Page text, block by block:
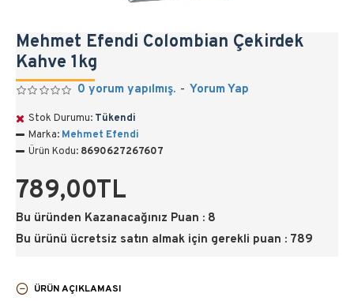
Mehmet Efendi Colombian Çekirdek
Kahve 1kg
0 yorum yapılmış. - Yorum Yap
789,00TL
Bu üründen Kazanacağınız Puan : 8
Bu ürünü ücretsiz satın almak için gerekli puan : 789
Stok Durumu: Tükendi
Marka: Mehmet Efendi
Ürün Kodu: 8690627267607
ÜRÜN AÇIKLAMASI